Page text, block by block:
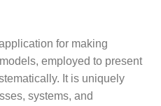
for making
employed to present
It is uniquely
systems, and